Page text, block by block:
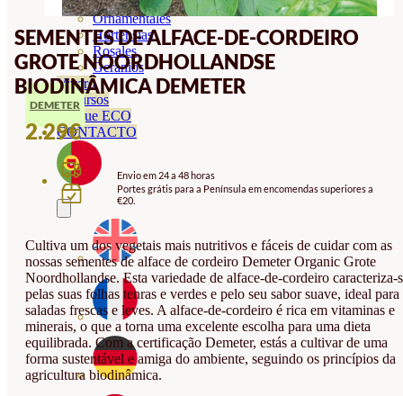
Ornamentales
Hortensias
Rosales
Geranios
Vivero
Recursos
Blogue ECO
CONTACTO
SEMENTES DE ALFACE-DE-CORDEIRO
GROTE NOORDHOLLANDSE
BIODINÂMICA DEMETER
DEMETER
2.29€
Envio em 24 a 48 horas
Portes grátis para a Península em encomendas superiores a
€20.
Cultiva um dos vegetais mais nutritivos e fáceis de cuidar com as
nossas sementes de alface de cordeiro Demeter Organic Grote
Noordhollandse. Esta variedade de alface-de-cordeiro caracteriza-
pelas suas folhas tenras e verdes e pelo seu sabor suave, ideal para
saladas frescas e leves. A alface-de-cordeiro é rica em vitaminas e
minerais, o que a torna uma excelente escolha para uma dieta
equilibrada. Com a certificação Demeter, estás a cultivar de uma
forma sustentável e amiga do ambiente, seguindo os princípios da
agricultura biodinâmica.